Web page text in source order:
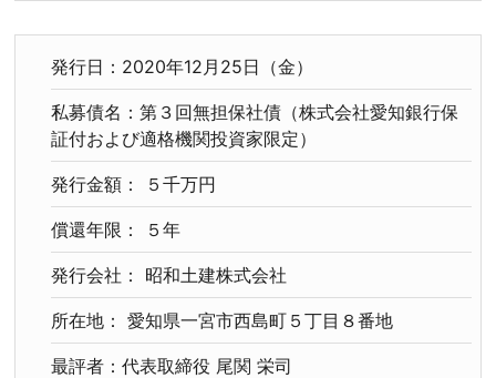
発行日：2020年12月25日（金）
私募債名：第３回無担保社債（株式会社愛知銀行保
証付および適格機関投資家限定）
発行金額： ５千万円
償還年限： ５年
発行会社： 昭和土建株式会社
所在地： 愛知県一宮市西島町５丁目８番地
最評者：代表取締役 尾関 栄司